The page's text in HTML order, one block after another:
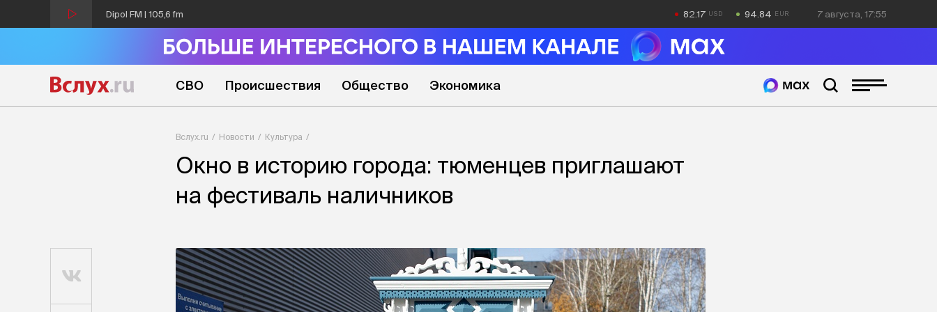
Dipol FM | 105,6 fm 82.17 94.84 7 августа, 17:55
СВО Происшествия Общество Экономика
Вслух.ru Новости Культура
Окно в историю города: тюменцев приглашают
на фестиваль наличников